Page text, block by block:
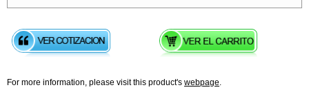
For more information, please visit this product's webpage.